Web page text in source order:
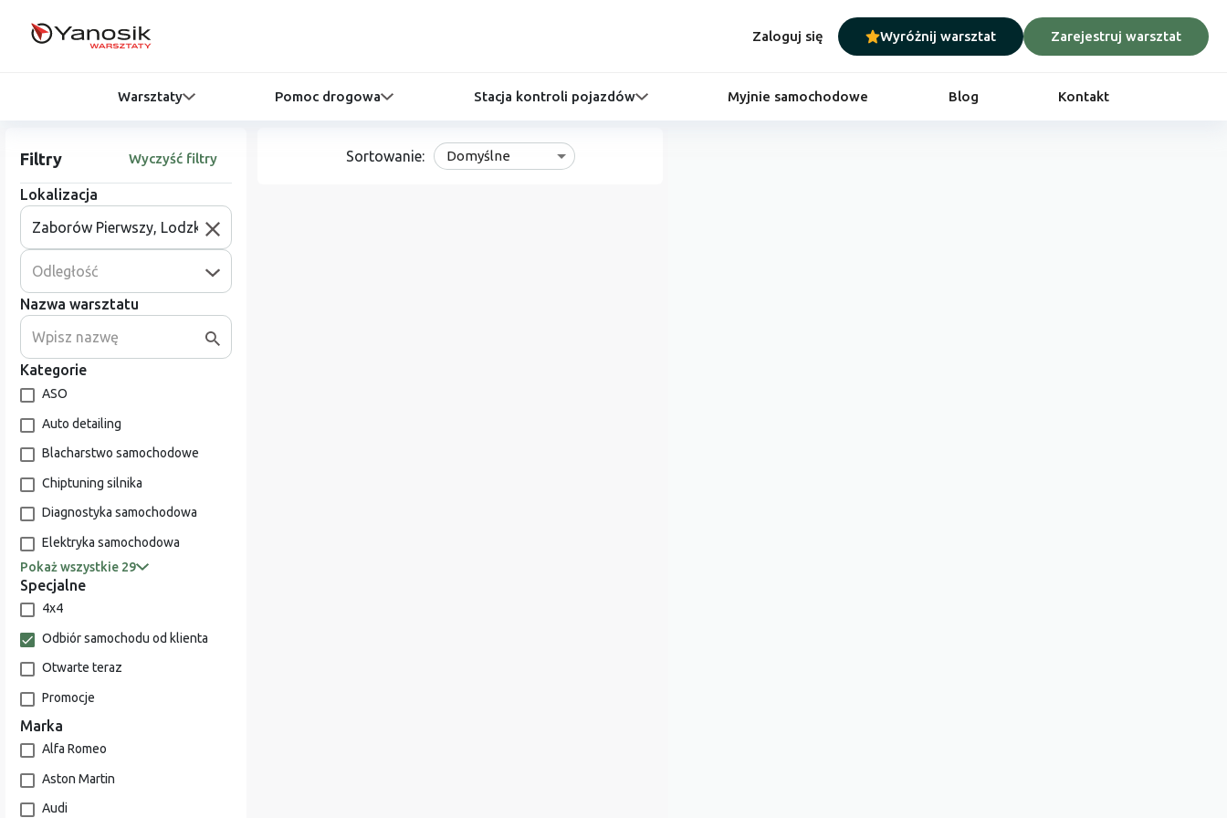
Zaloguj się Wyróżnij warsztat Zarejestruj warsztat
Warsztaty Pomoc drogowa Stacja kontroli pojazdów Myjnie samochodowe Blog Kontakt
Filtry Wyczyść filtry
Lokalizacja
Odległość
Nazwa warsztatu
Kategorie
ASO
Auto detailing
Blacharstwo samochodowe
Chiptuning silnika
Diagnostyka samochodowa
Elektryka samochodowa
Pokaż wszystkie 29
Specjalne
4x4
Odbiór samochodu od klienta
Otwarte teraz
Promocje
Marka
Alfa Romeo
Aston Martin
Audi
Sortowanie: Domyślne